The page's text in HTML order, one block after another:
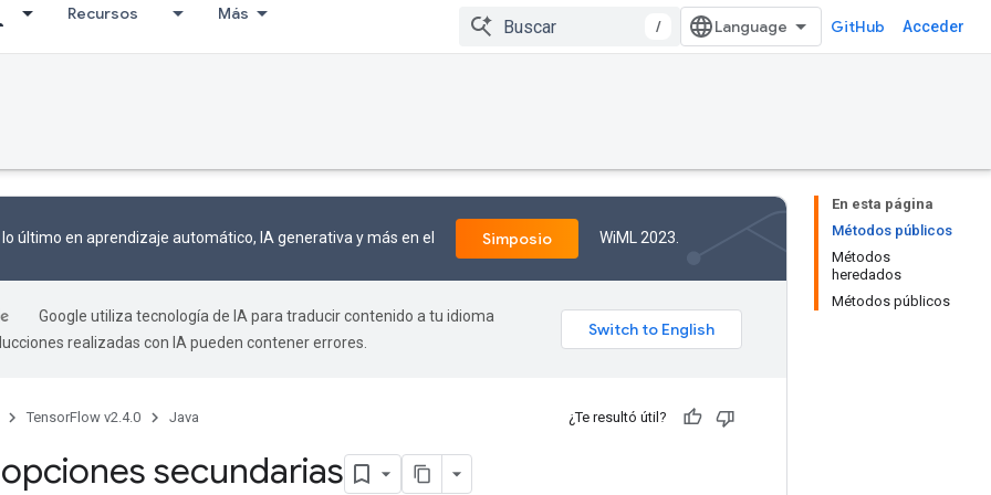
Recursos Más
/ GitHub Acceder
En esta página
Métodos públicos
Métodos
heredados
Métodos públicos
último en aprendizaje automático, IA generativa y más en el Simposio WiML 2023.
Google utiliza tecnología de IA para traducir contenido a tu idioma
realizadas con IA pueden contener errores.
TensorFlow v2.4.0 Java ¿Te resultó útil?
secundarias